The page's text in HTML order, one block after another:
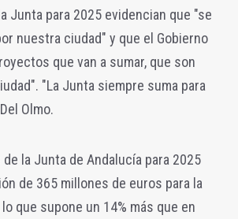
Junta para 2025 evidencian que "se
nuestra ciudad" y que el Gobierno
que van a sumar, que son
"La Junta siempre suma para
Olmo.
la Junta de Andalucía para 2025
de 365 millones de euros para la
que supone un 14% más que en